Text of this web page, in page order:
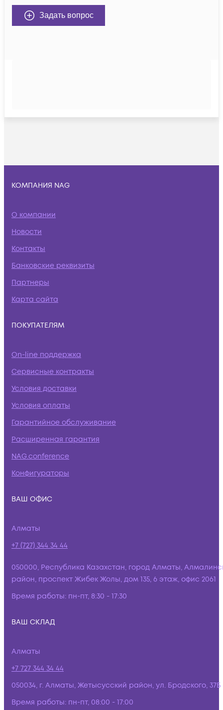
Задать вопрос
КОМПАНИЯ NAG
О компании
Новости
Контакты
Банковские реквизиты
Партнеры
Карта сайта
ПОКУПАТЕЛЯМ
On-line поддержка
Сервисные контракты
Условия доставки
Условия оплаты
Гарантийное обслуживание
Расширенная гарантия
NAG.conference
Конфигураторы
ВАШ ОФИС
Алматы
+7 (727) 344 34 44
050000, Республика Казахстан, город Алматы,
район, проспект Жибек Жолы, дом 135, 6 этаж, офис 2061
Время работы: пн-пт, 8:30 - 17:30
ВАШ СКЛАД
Алматы
+7 727 344 34 44
050034, г. Алматы, Жетысусский район, ул. Бродского, 37Б
Время работы: пн-пт, 08:00 - 17:00